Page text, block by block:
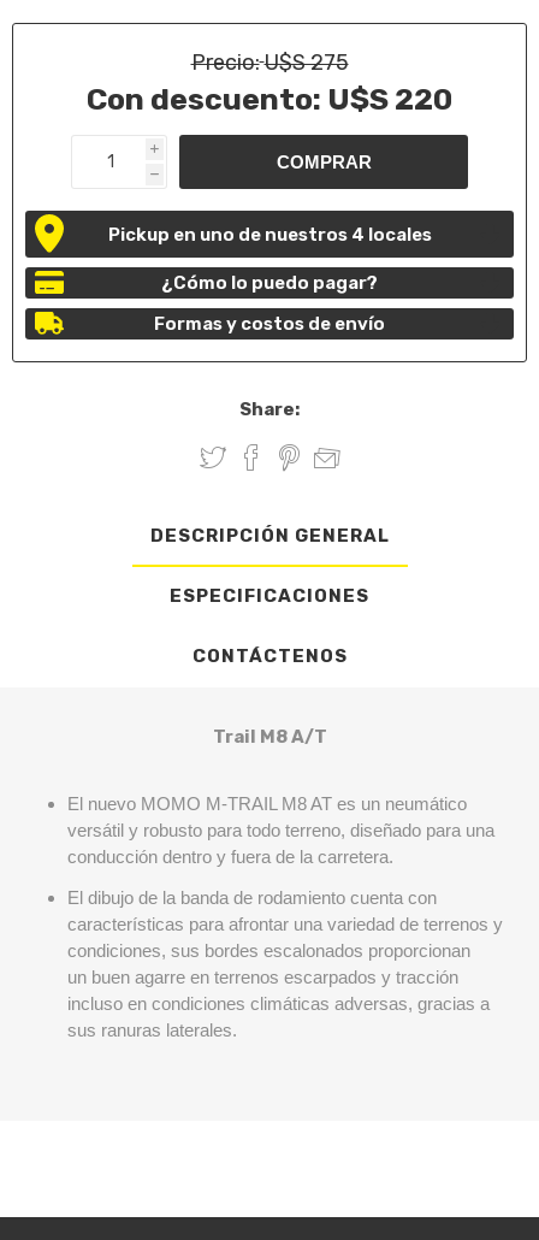
Precio:U$S 275
Con descuento: U$S 220
i
h
Pickup en uno de nuestros 4 locales
¿Cómo lo puedo pagar?
Formas y costos de envío
Share:
DESCRIPCIÓN GENERAL
ESPECIFICACIONES
CONTÁCTENOS
Trail M8 A/T
El nuevo MOMO M-TRAIL M8 AT es un neumático
versátil y robusto para todo terreno, diseñado para una
conducción dentro y fuera de la carretera.
El dibujo de la banda de rodamiento cuenta con
características para afrontar una variedad de terrenos y
condiciones, sus bordes escalonados proporcionan
un buen agarre en terrenos escarpados y tracción
incluso en condiciones climáticas adversas, gracias a
sus ranuras laterales.